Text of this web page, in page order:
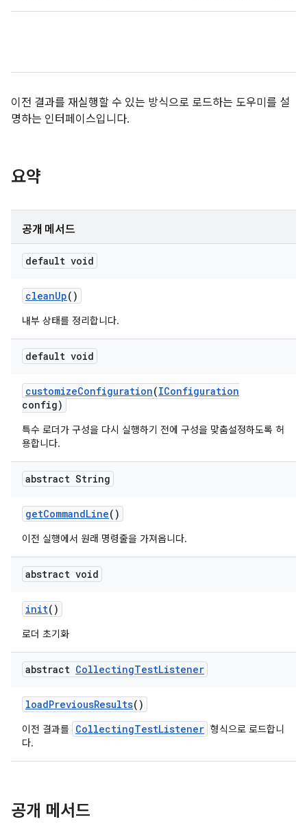
이전 결과를 재실행할 수 있는 방식으로 로드하는 도우미를 설
명하는 인터페이스입니다.
요약
공개 메서드
default void
cleanUp()
내부 상태를 정리합니다.
default void
customizeConfiguration(IConfiguration
config)
특수 로더가 구성을 다시 실행하기 전에 구성을 맞춤설정하도록 허
용합니다.
abstract String
getCommandLine()
이전 실행에서 원래 명령줄을 가져옵니다.
abstract void
init()
로더 초기화
abstract CollectingTestListener
loadPreviousResults()
이전 결과를 CollectingTestListener 형식으로 로드합니
다.
공개 메서드